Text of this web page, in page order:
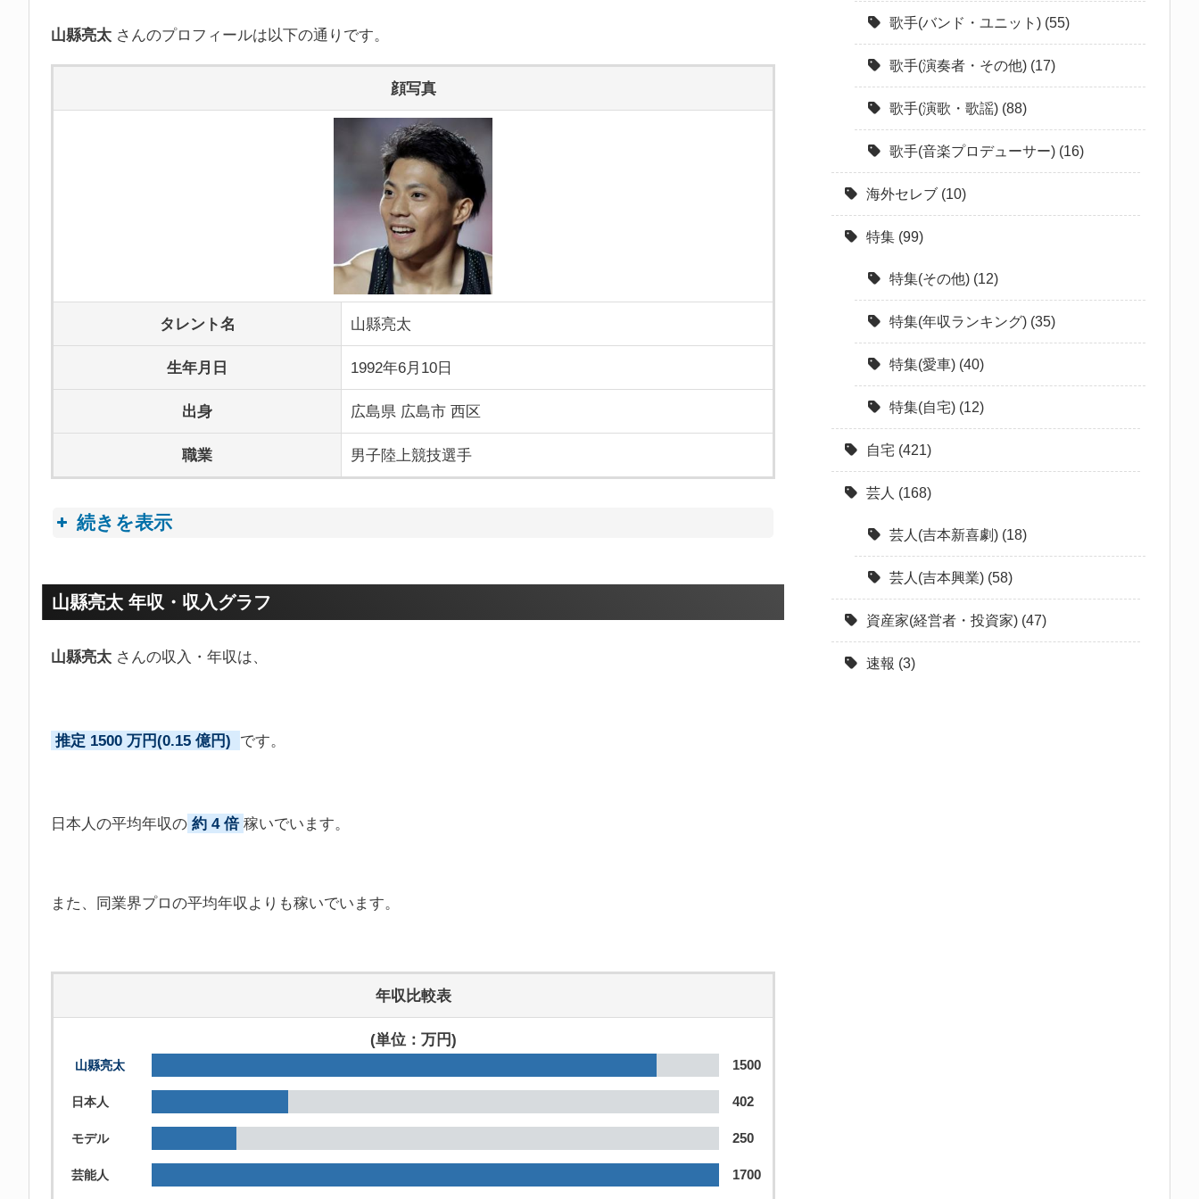
山縣亮太 さんのプロフィールは以下の通りです。
顔写真
タレント名 山縣亮太
生年月日 1992年6月10日
出身 広島県 広島市 西区
職業 男子陸上競技選手
続きを表示
プロフィールトピック
山縣亮太 年収・収入グラフ
山縣亮太 さんの収入・年収は、
推定 1500 万円(0.15 億円) です。
日本人の平均年収の 約 4 倍 稼いでいます。
また、同業界プロの平均年収よりも稼いでいます。
年収比較表
(単位：万円)
山縣亮太 1500
日本人 402
モデル 250
芸能人 1700
歌手(バンド・ユニット) (55)
歌手(演奏者・その他) (17)
歌手(演歌・歌謡) (88)
歌手(音楽プロデューサー) (16)
海外セレブ (10)
特集 (99)
特集(その他) (12)
特集(年収ランキング) (35)
特集(愛車) (40)
特集(自宅) (12)
自宅 (421)
芸人 (168)
芸人(吉本新喜劇) (18)
芸人(吉本興業) (58)
資産家(経営者・投資家) (47)
速報 (3)